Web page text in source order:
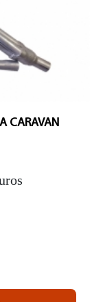
CARAVAN